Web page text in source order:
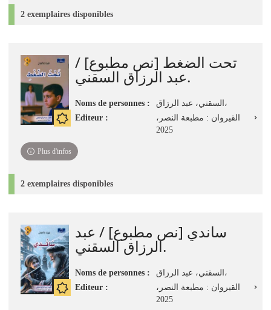
2 exemplaires disponibles
تحت الضغط [نص مطبوع] /
عبد الرزاق السقني.
Noms de personnes :
السقني، عبد الرزاق،
Editeur :
القيروان : مطبعة النصر،
2025
Plus d'infos
2 exemplaires disponibles
ساندي [نص مطبوع] / عبد
الرزاق السقني.
Noms de personnes :
السقني، عبد الرزاق،
Editeur :
القيروان : مطبعة النصر،
2025